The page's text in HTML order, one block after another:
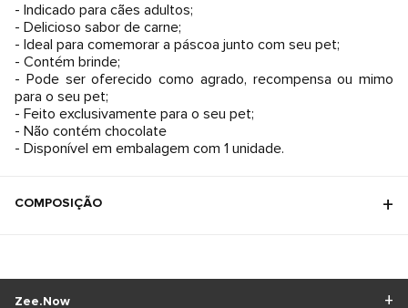
- Indicado para cães adultos;
- Delicioso sabor de carne;
- Ideal para comemorar a páscoa junto com seu pet;
- Contém brinde;
- Pode ser oferecido como agrado, recompensa ou mimo
para o seu pet;
- Feito exclusivamente para o seu pet;
- Não contém chocolate
- Disponível em embalagem com 1 unidade.
COMPOSIÇÃO
Zee.Now